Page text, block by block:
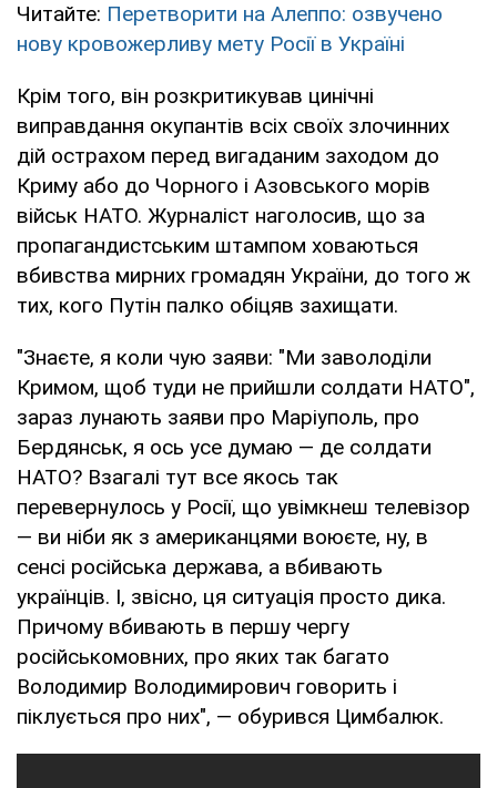
Читайте: Перетворити на Алеппо: озвучено
нову кровожерливу мету Росії в Україні
Крім того, він розкритикував цинічні
виправдання окупантів всіх своїх злочинних
дій острахом перед вигаданим заходом до
Криму або до Чорного і Азовського морів
військ НАТО. Журналіст наголосив, що за
пропагандистським штампом ховаються
вбивства мирних громадян України, до того ж
тих, кого Путін палко обіцяв захищати.
"Знаєте, я коли чую заяви: "Ми заволоділи
Кримом, щоб туди не прийшли солдати НАТО",
зараз лунають заяви про Маріуполь, про
Бердянськ, я ось усе думаю — де солдати
НАТО? Взагалі тут все якось так
перевернулось у Росії, що увімкнеш телевізор
— ви ніби як з американцями воюєте, ну, в
сенсі російська держава, а вбивають
українців. І, звісно, ця ситуація просто дика.
Причому вбивають в першу чергу
російськомовних, про яких так багато
Володимир Володимирович говорить і
піклується про них", — обурився Цимбалюк.